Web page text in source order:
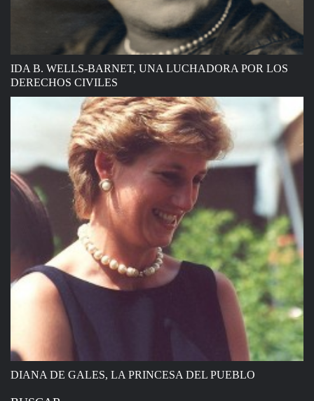
IDA B. WELLS-BARNET, UNA LUCHADORA POR LOS
DERECHOS CIVILES
DIANA DE GALES, LA PRINCESA DEL PUEBLO